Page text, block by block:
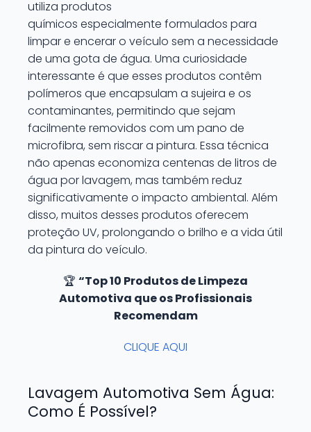
utiliza produtos
químicos especialmente formulados para
limpar e encerar o veículo sem a necessidade
de uma gota de água. Uma curiosidade
interessante é que esses produtos contêm
polímeros que encapsulam a sujeira e os
contaminantes, permitindo que sejam
facilmente removidos com um pano de
microfibra, sem riscar a pintura. Essa técnica
não apenas economiza centenas de litros de
água por lavagem, mas também reduz
significativamente o impacto ambiental. Além
disso, muitos desses produtos oferecem
proteção UV, prolongando o brilho e a vida útil
da pintura do veículo.
🏆 “Top 10 Produtos de Limpeza
Automotiva que os Profissionais
Recomendam
CLIQUE AQUI
Lavagem Automotiva Sem Água:
Como É Possível?